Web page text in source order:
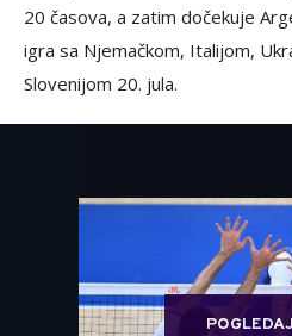
20 časova, a zatim dočekuje
igra sa Njemačkom, Italijom,
Slovenijom 20. jula.